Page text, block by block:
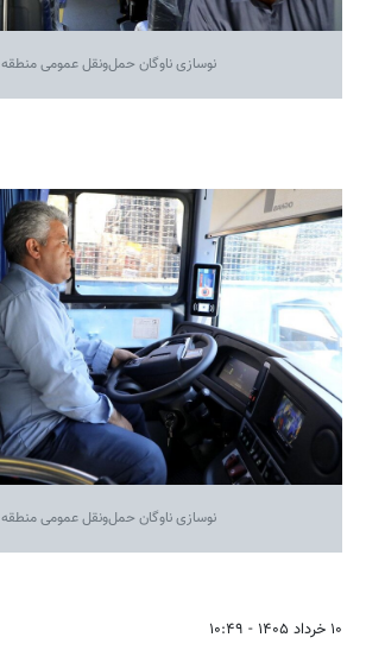
نوسازی ناوگان حمل‌ونقل عمومی منطقه ۱۳
نوسازی ناوگان حمل‌ونقل عمومی منطقه ۱۳
۱۰ خرداد ۱۴۰۵ - ۱۰:۴۹